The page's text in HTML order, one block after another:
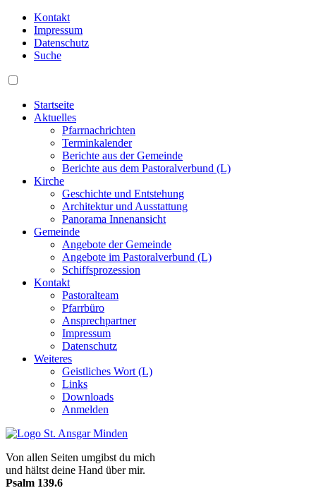
Kontakt
Impressum
Datenschutz
Suche
Startseite
Aktuelles
Pfarrnachrichten
Terminkalender
Berichte aus der Gemeinde
Berichte aus dem Pastoralverbund (L)
Kirche
Geschichte und Entstehung
Architektur und Ausstattung
Panorama Innenansicht
Gemeinde
Angebote der Gemeinde
Angebote im Pastoralverbund (L)
Schiffsprozession
Kontakt
Pastoralteam
Pfarrbüro
Ansprechpartner
Impressum
Datenschutz
Weiteres
Geistliches Wort (L)
Links
Downloads
Anmelden
Von allen Seiten umgibst du mich
und hältst deine Hand über mir.
Psalm 139.6